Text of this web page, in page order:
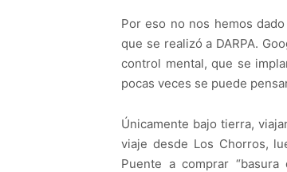
Por eso no nos hemos
que se realizó a DARPA.
control mental, que se
pocas veces se puede
Únicamente bajo tierra,
viaje desde Los Chorros,
Puente a comprar